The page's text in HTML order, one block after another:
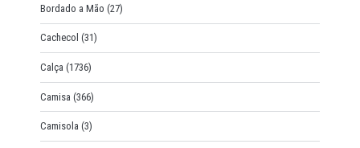
Bordado a Mão (27)
Cachecol (31)
Calça (1736)
Camisa (366)
Camisola (3)